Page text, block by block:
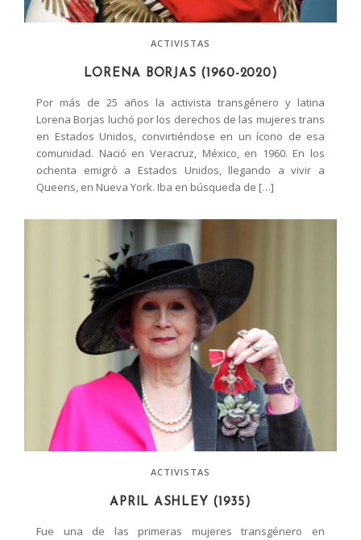
ACTIVISTAS
LORENA BORJAS (1960-2020)
Por más de 25 años la activista transgénero y latina
Lorena Borjas luchó por los derechos de las mujeres trans
en Estados Unidos, convirtiéndose en un ícono de esa
comunidad. Nació en Veracruz, México, en 1960. En los
ochenta emigró a Estados Unidos, llegando a vivir a
Queens, en Nueva York. Iba en búsqueda de […]
ACTIVISTAS
APRIL ASHLEY (1935)
Fue una de las primeras mujeres transgénero en